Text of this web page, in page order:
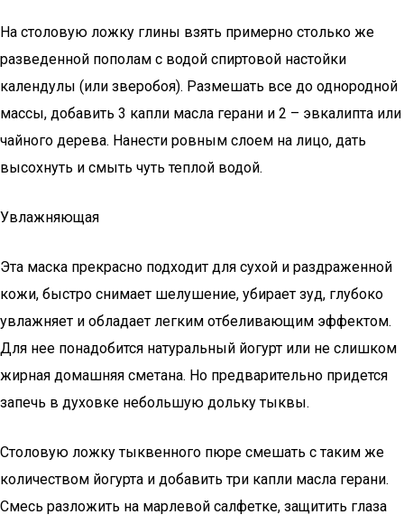
На столовую ложку глины взять примерно столько же
разведенной пополам с водой спиртовой настойки
календулы (или зверобоя). Размешать все до однородной
массы, добавить 3 капли масла герани и 2 – эвкалипта или
чайного дерева. Нанести ровным слоем на лицо, дать
высохнуть и смыть чуть теплой водой.
Увлажняющая
Эта маска прекрасно подходит для сухой и раздраженной
кожи, быстро снимает шелушение, убирает зуд, глубоко
увлажняет и обладает легким отбеливающим эффектом.
Для нее понадобится натуральный йогурт или не слишком
жирная домашняя сметана. Но предварительно придется
запечь в духовке небольшую дольку тыквы.
Столовую ложку тыквенного пюре смешать с таким же
количеством йогурта и добавить три капли масла герани.
Смесь разложить на марлевой салфетке, защитить глаза